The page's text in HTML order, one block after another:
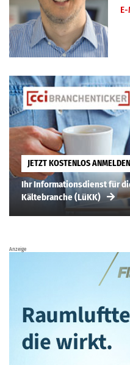
E-
JETZT KOSTENLOS
Ihr Informationsdienst für
Kältebranche (LüKK)
Anzeige